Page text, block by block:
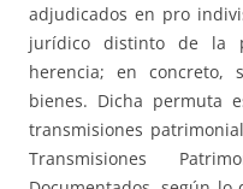
adjudicados en pro
jurídico distinto de la
herencia; en
bienes. Dicha permuta
transmisiones
Transmisiones